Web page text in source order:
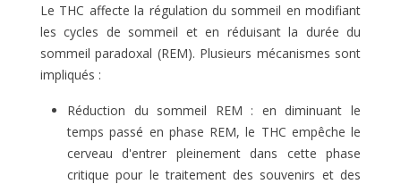
Le THC affecte la régulation du sommeil en modifiant
les cycles de sommeil et en réduisant la durée du
sommeil paradoxal (REM). Plusieurs mécanismes sont
impliqués :
Réduction du sommeil REM : en diminuant le
temps passé en phase REM, le THC empêche le
cerveau d'entrer pleinement dans cette phase
critique pour le traitement des souvenirs et des